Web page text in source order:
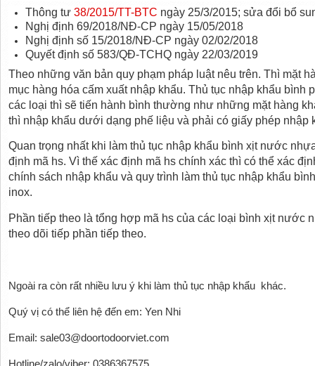
Thông tư 38/2015/TT-BTC ngày 25/3/2015; sửa đổi bổ
Nghị định 69/2018/NĐ-CP ngày 15/05/2018
Nghị định số 15/2018/NĐ-CP ngày 02/02/2018
Quyết định số 583/QĐ-TCHQ ngày 22/03/2019
Theo những văn bản quy phạm pháp luật nêu trên. Thì mặt
mục hàng hóa cấm xuất nhập khẩu. Thủ tục nhập khẩu
các loại thì sẽ tiến hành bình thường như những mặt hàng
thì nhập khẩu dưới dạng phế liệu và phải có giấy phép nhập
Quan trọng nhất khi làm thủ tục nhập khẩu bình xịt nước
định mã hs. Vì thế xác định mã hs chính xác thì có thể xác
chính sách nhập khẩu và quy trình làm thủ tục nhập khẩu
inox.
Phần tiếp theo là tổng hợp mã hs của các loại bình xịt nước
theo dõi tiếp phần tiếp theo.
Ngoài ra còn rất nhiều lưu ý khi làm thủ tục nhập khẩu khác.
Quý vị có thể liên hệ đến em: Yen Nhi
Email: sale03@doortodoorviet.com
Hotline/zalo/viber: 0386367575